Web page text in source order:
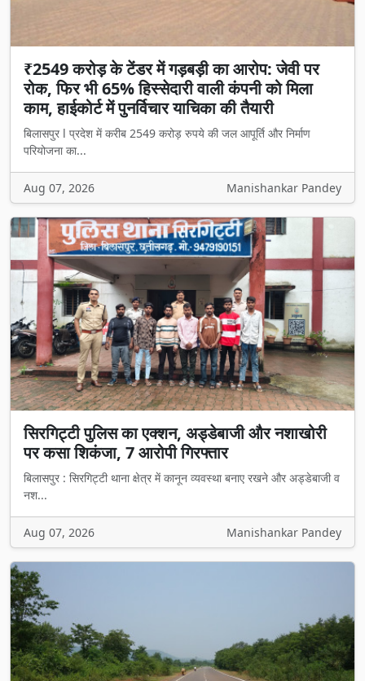
₹2549 करोड़ के टेंडर में गड़बड़ी का आरोप: जेवी पर
रोक, फिर भी 65% हिस्सेदारी वाली कंपनी को मिला
काम, हाईकोर्ट में पुनर्विचार याचिका की तैयारी
बिलासपुर l प्रदेश में करीब 2549 करोड़ रुपये की जल आपूर्ति और निर्माण
परियोजना का...
Aug 07, 2026 Manishankar Pandey
सिरगिट्टी पुलिस का एक्शन, अड्डेबाजी और नशाखोरी
पर कसा शिकंजा, 7 आरोपी गिरफ्तार
बिलासपुर : सिरगिट्टी थाना क्षेत्र में कानून व्यवस्था बनाए रखने और अड्डेबाजी व
नश...
Aug 07, 2026 Manishankar Pandey